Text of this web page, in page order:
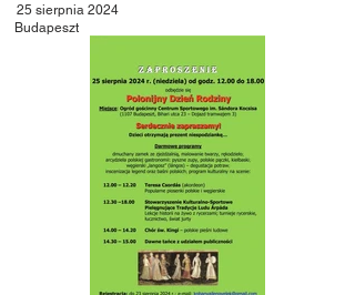
25 sierpnia 2024
Budapeszt